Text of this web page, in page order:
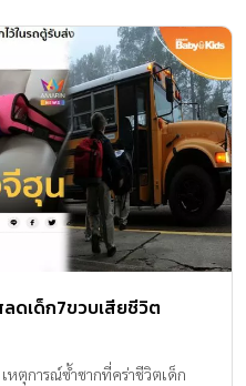
ลดเด็ก7ขวบเสียชีวิต
หตุการณ์ซ้ำซากที่คร่าชีวิตเด็ก